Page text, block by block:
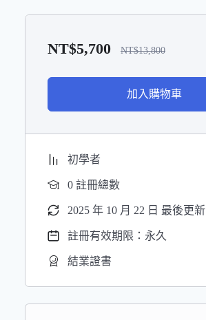
NT$5,700 NT$13,800
加入購物車
初學者
0 註冊總數
2025 年 10 月 22 日 最後更新
註冊有效期限：永久
結業證書